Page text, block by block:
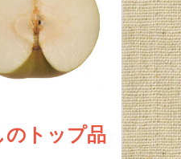
のトップ品